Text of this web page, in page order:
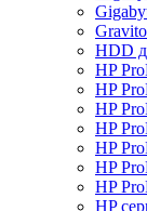
HDD
HP
HP
HP
HP
HP
HP
HP
HP